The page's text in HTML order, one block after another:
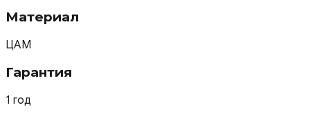
Материал
ЦАМ
Гарантия
1 год